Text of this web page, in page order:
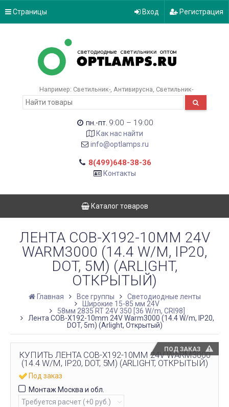
Страницы Вход Регистрация
Например: Светильник- Антивирусна Светильник-
пн.-пт. 9:00 – 19:00
Как нас найти
info@optlamps.ru
8(499)648-38-36
Контакты
Каталог товаров
ЛЕНТА COB-X192-10MM 24V
WARM3000 (14.4 W/M, IP20,
DOT, 5M) (ARLIGHT,
ОТКРЫТЫЙ)
Главная Все группы
Светодиодные ленты
Широкие 15-85 мм 24V
58мм 2835 RT 24V 350 [36 W/m, CRI98]
Лента COB-X192-10mm 24V Warm3000 (14.4 W/m, IP20,
DOT, 5m) (Arlight, Открытый)
ПОД ЗАКАЗ
КУПИТЬ ЛЕНТА COB-X192-10MM 24V WARM3000
(14.4 W/M, IP20, DOT, 5M) (ARLIGHT, ОТКРЫТЫЙ)
Под заказ
Монтаж Москва и обл.